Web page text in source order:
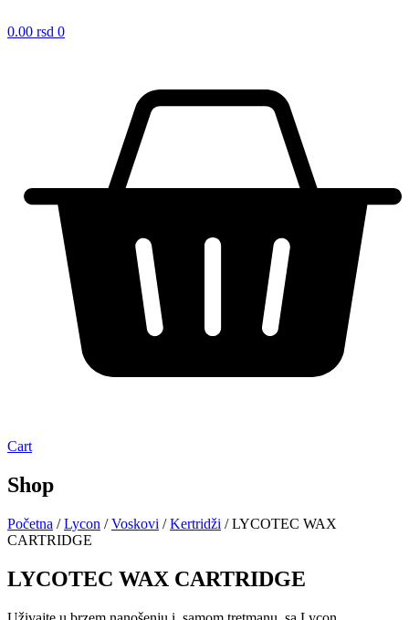
0.00 rsd 0
Cart
Shop
Početna /Lycon /Voskovi /Kertridži / LYCOTEC WAX
CARTRIDGE
LYCOTEC WAX CARTRIDGE